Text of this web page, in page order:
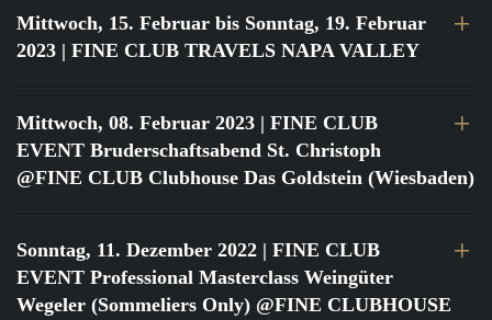
Mittwoch, 15. Februar bis Sonntag, 19. Februar
2023 | FINE CLUB TRAVELS NAPA VALLEY
Mittwoch, 08. Februar 2023 | FINE CLUB
EVENT Bruderschaftsabend St. Christoph
@FINE CLUB Clubhouse Das Goldstein (Wiesbaden)
Sonntag, 11. Dezember 2022 | FINE CLUB
EVENT Professional Masterclass Weingüter
Wegeler (Sommeliers Only) @FINE CLUBHOUSE